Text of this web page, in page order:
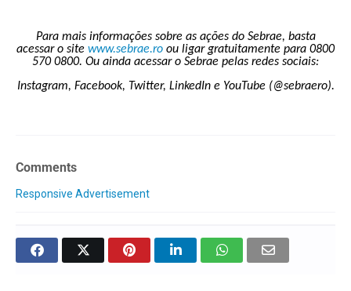
Para mais informações sobre as ações do Sebrae, basta
acessar o site www.sebrae.ro ou ligar gratuitamente para 0800
570 0800. Ou ainda acessar o Sebrae pelas redes sociais:
Instagram, Facebook, Twitter, LinkedIn e YouTube (@sebraero).
Comments
Responsive Advertisement